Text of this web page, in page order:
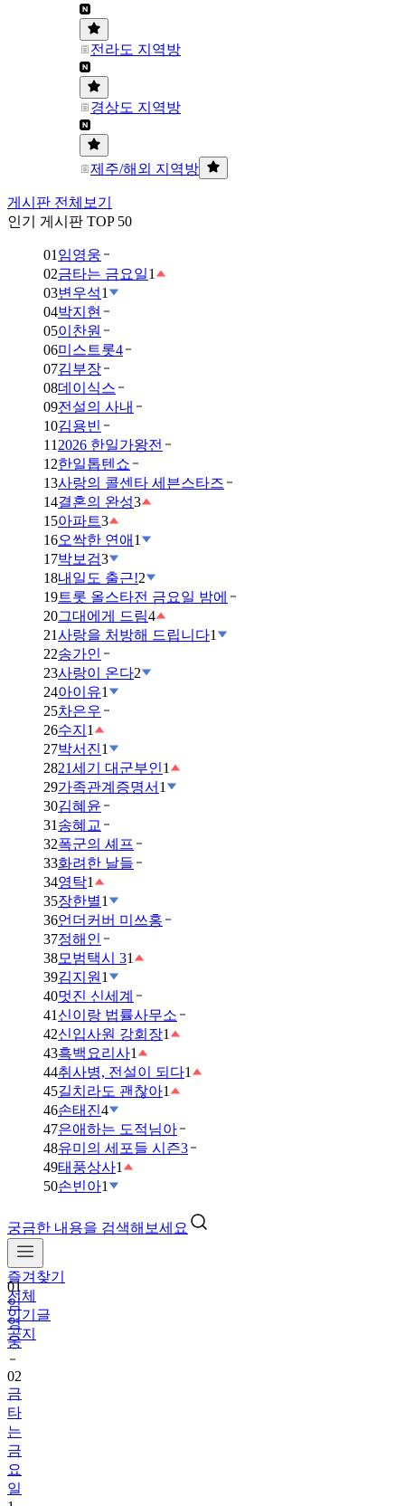
전라도 지역방
경상도 지역방
제주/해외 지역방
게시판 전체보기
인기 게시판 TOP 50
01 임영웅
02금타는 금요일1
03변우석1
04박지현
05이찬원
06미스트롯4
07김부장
08데이식스
09전설의 사내
10김용빈
11 2026 한일가왕전
12한일톱텐쇼
13사랑의 콜센타 세븐스타즈
14결혼의 완성3
15아파트3
16오싹한 연애 1
17박보검3
18내일도 출근!2
19트롯 올스타전 금요일 밤에
20그대에게 드림4
21사랑을 처방해 드립니다1
22송가인
23사랑이 온다2
24아이유1
25차은우
26수지 1
27박서진1
2821세기 대군부인1
29가족관계증명서 1
30김혜윤
31 송혜교
32폭군의 셰프
33화려한 날들
34영탁1
35장한별1
36언더커버 미쓰홍
37정해인
38모범택시 31
39김지원 1
40멋진 신세계
41 신이랑 법률사무소
42신입사원 강회장1
43흑백요리사1
44취사병, 전설이 되다1
45길치라도 괜찮아1
46손태진4
47은애하는 도적님아
48유미의 세포들 시즌3
49태풍상사1
50손빈아1
궁금한 내용을 검색해보세요
즐겨찾기
전체
인기글
공지
01
임
영
웅
02
금
타
는
금
요
일